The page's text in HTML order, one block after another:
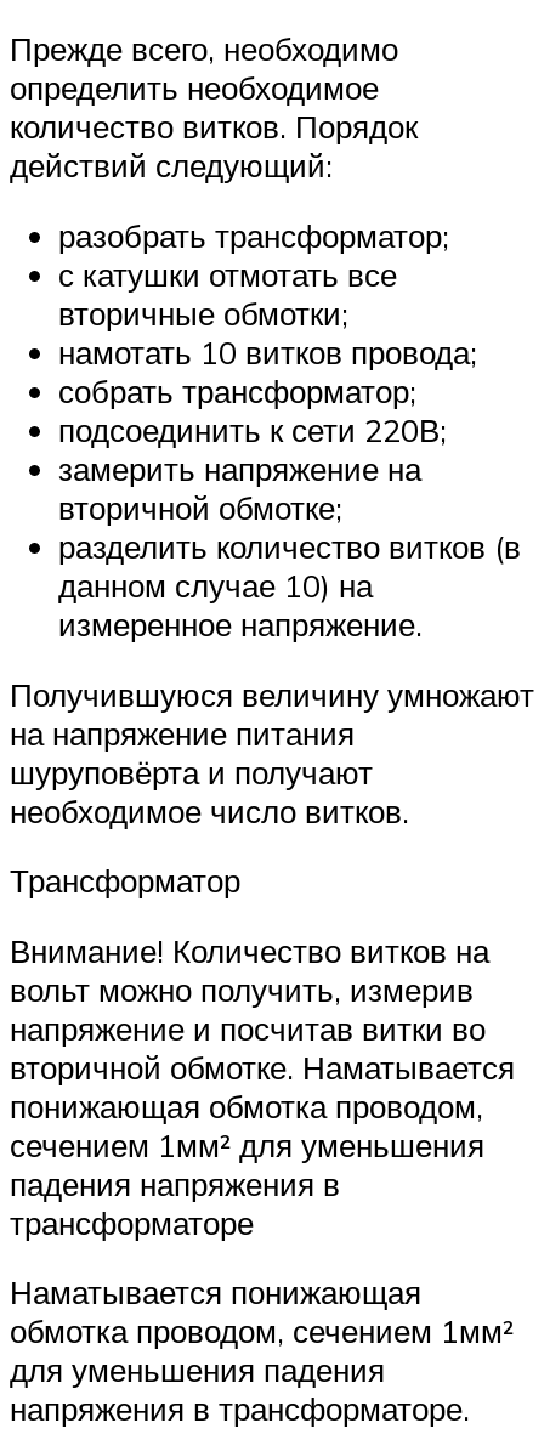
Прежде всего, необходимо
определить необходимое
количество витков. Порядок
действий следующий:
разобрать трансформатор;
с катушки отмотать все
вторичные обмотки;
намотать 10 витков провода;
собрать трансформатор;
подсоединить к сети 220В;
замерить напряжение на
вторичной обмотке;
разделить количество витков (в
данном случае 10) на
измеренное напряжение.
Получившуюся величину умножают
на напряжение питания
шуруповёрта и получают
необходимое число витков.
Трансформатор
Внимание! Количество витков на
вольт можно получить, измерив
напряжение и посчитав витки во
вторичной обмотке. Наматывается
понижающая обмотка проводом,
сечением 1мм² для уменьшения
падения напряжения в
трансформаторе
Наматывается понижающая
обмотка проводом, сечением 1мм²
для уменьшения падения
напряжения в трансформаторе.